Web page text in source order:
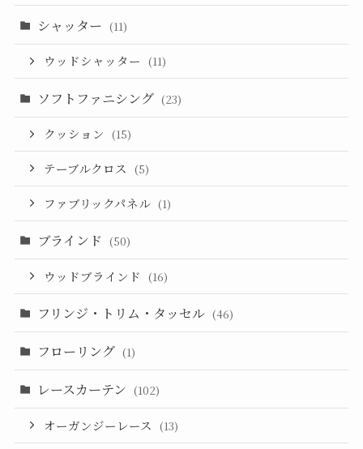
シャッター (11)
ウッドシャッター (11)
ソフトファニシング (23)
クッション (15)
テーブルクロス (5)
ファブリックパネル (1)
ブラインド (50)
ウッドブラインド (16)
フリンジ・トリム・タッセル (46)
フローリング (1)
レースカーテン (102)
オーガンジーレース (13)